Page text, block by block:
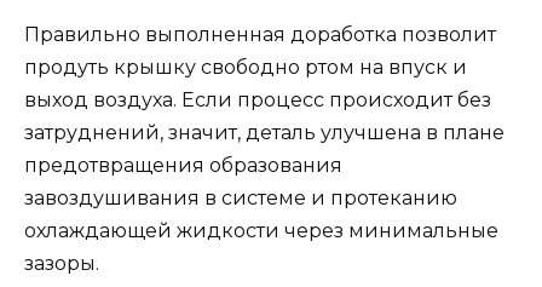
Правильно выполненная доработка позволит
продуть крышку свободно ртом на впуск и
выход воздуха. Если процесс происходит без
затруднений, значит, деталь улучшена в плане
предотвращения образования
завоздушивания в системе и протеканию
охлаждающей жидкости через минимальные
зазоры.